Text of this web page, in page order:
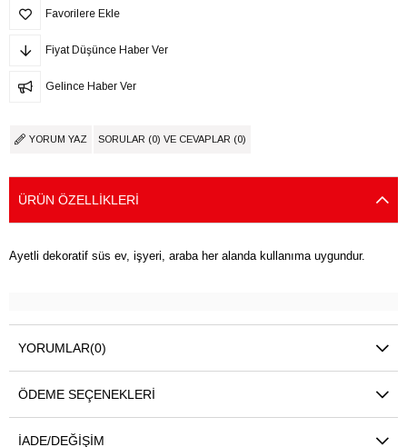
Favorilere Ekle
Fiyat Düşünce Haber Ver
Gelince Haber Ver
YORUM YAZ SORULAR (0) VE CEVAPLAR (0)
ÜRÜN ÖZELLIKLERI
Ayetli dekoratif süs ev, işyeri, araba her alanda kullanıma uygundur.
YORUMLAR(0)
ÖDEME SEÇENEKLERI
İADE/DEĞIŞIM